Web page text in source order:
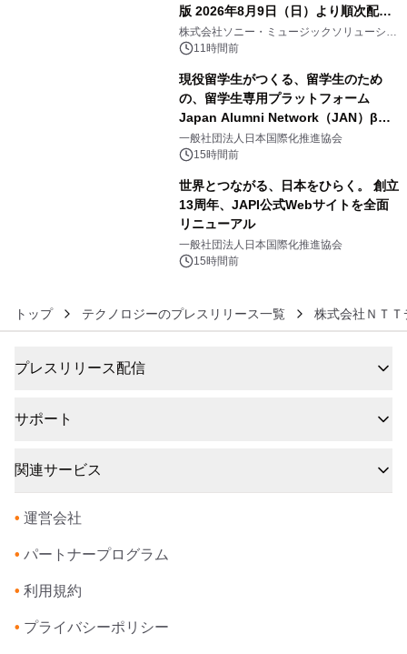
版 2026年8月9日（日）より順次配信
開始
株式会社ソニー・ミュージックソリューショ
ンズ11時間前
現役留学生がつくる、留学生のため
の、留学生専用プラットフォーム
Japan Alumni Network（JAN）β版
をリリース
一般社団法人日本国際化推進協会
15時間前
世界とつながる、日本をひらく。 創立
13周年、JAPI公式Webサイトを全面
リニューアル
一般社団法人日本国際化推進協会
15時間前
トップ テクノロジーのプレスリリース一覧 株式会社ＮＴ
プレスリリース配信
サポート
関連サービス
• 運営会社
• パートナープログラム
• 利用規約
• プライバシーポリシー